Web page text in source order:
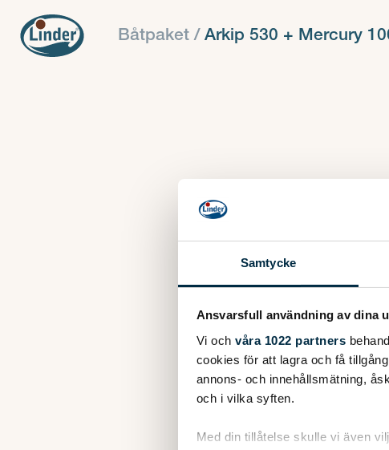
Samtycke
Ansvarsfull användning av dina
Vi och våra 1022 partners
cookies för att lagra och få
annons- och innehållsmätning,
och i vilka syften.
Med din tillåtelse skulle vi även
Båtpaket / Arkip 530 + Mercury